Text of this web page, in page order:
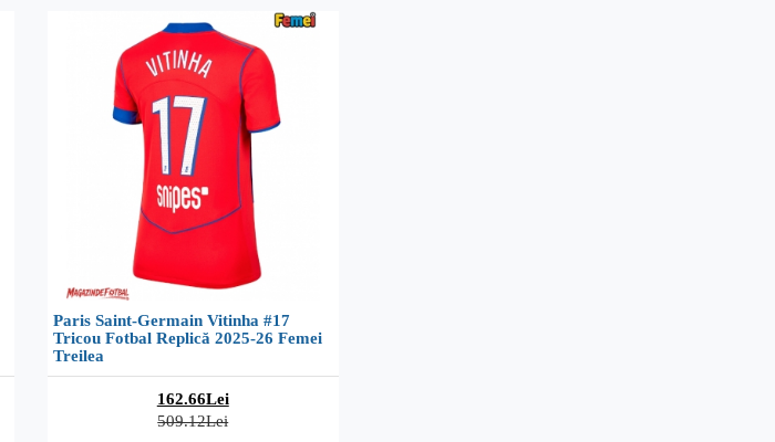
Paris Saint-Germain Vitinha #17
Tricou Fotbal Replică 2025-26 Femei
Treilea
162.66Lei
509.12Lei